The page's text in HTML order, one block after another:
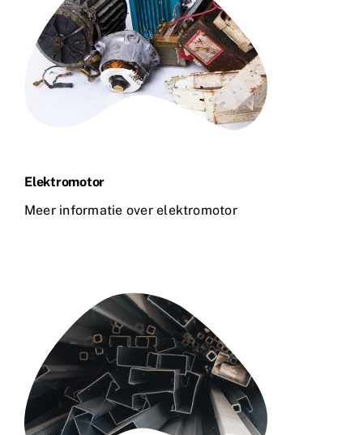
Elektromotor
Meer informatie over elektromotor